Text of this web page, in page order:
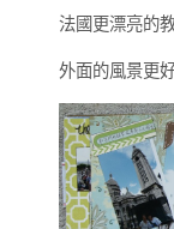
法國更漂亮的
外面的風景更好